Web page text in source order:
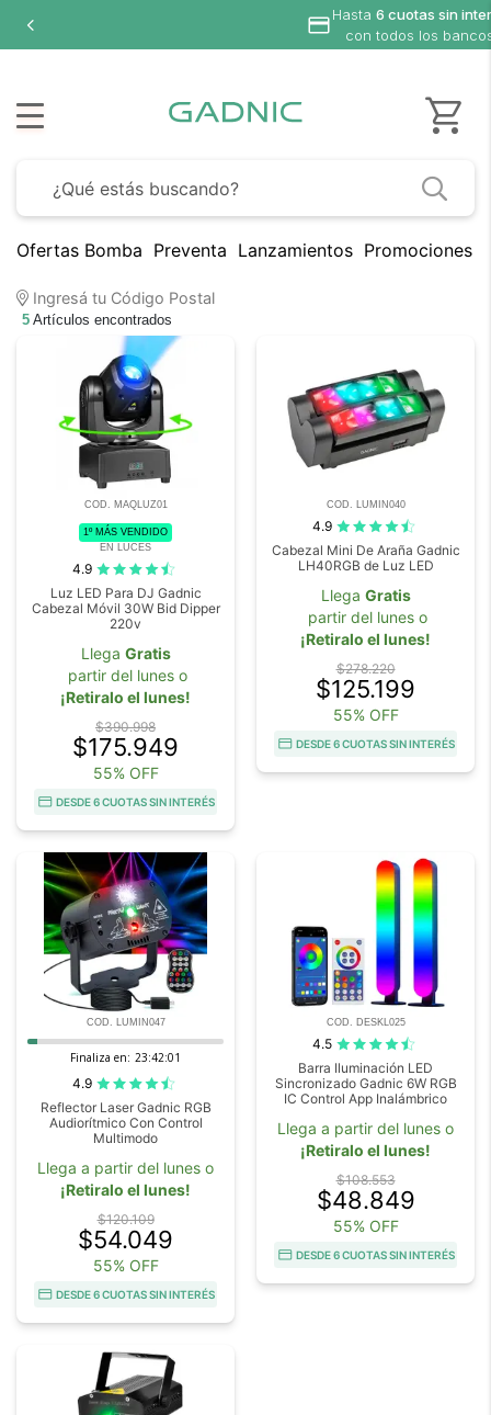
Hasta 6 cuotas sin
con todos los
Ofertas Bomba Preventa Lanzamientos Promociones
Ingresá tu Código Postal
5 Artículos encontrados
COD. MAQLUZ01
1º MÁS VENDIDO
EN LUCES
4.9
Luz LED Para DJ Gadnic
Cabezal Móvil 30W Bid Dipper
220v
Llega Gratis
partir del lunes o
¡Retiralo el lunes!
$390.998
$175.949
55% OFF
DESDE 6 CUOTAS SIN INTERÉS
COD. LUMIN040
4.9
Cabezal Mini De Araña Gadnic
LH40RGB de Luz LED
Llega Gratis
partir del lunes o
¡Retiralo el lunes!
$278.220
$125.199
55% OFF
DESDE 6 CUOTAS SIN INTERÉS
COD. LUMIN047
Finaliza en: 23:42:01
4.9
Reflector Laser Gadnic RGB
Audiorítmico Con Control
Multimodo
Llega a partir del lunes o
¡Retiralo el lunes!
$120.109
$54.049
55% OFF
DESDE 6 CUOTAS SIN INTERÉS
COD. DESKL025
4.5
Barra Iluminación LED
Sincronizado Gadnic 6W RGB
IC Control App Inalámbrico
Llega a partir del lunes o
¡Retiralo el lunes!
$108.553
$48.849
55% OFF
DESDE 6 CUOTAS SIN INTERÉS